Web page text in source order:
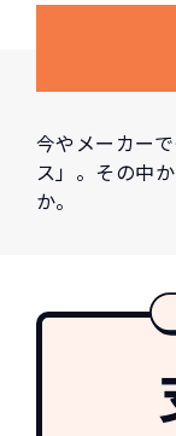
今やメーカー
ス」。その中
か。